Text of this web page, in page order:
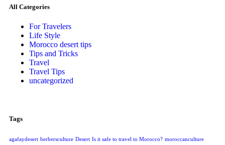
All Categories
For Travelers
Life Style
Morocco desert tips
Tips and Tricks
Travel
Travel Tips
uncategorized
Tags
agafaydesert berbersculture Desert Is it safe to travel to Morocco? moroccanculture